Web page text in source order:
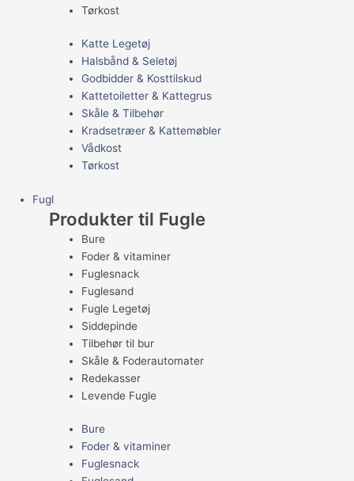
Tørkost
Katte Legetøj
Halsbånd & Seletøj
Godbidder & Kosttilskud
Kattetoiletter & Kattegrus
Skåle & Tilbehør
Kradsetræer & Kattemøbler
Vådkost
Tørkost
Fugl
Produkter til Fugle
Bure
Foder & vitaminer
Fuglesnack
Fuglesand
Fugle Legetøj
Siddepinde
Tilbehør til bur
Skåle & Foderautomater
Redekasser
Levende Fugle
Bure
Foder & vitaminer
Fuglesnack